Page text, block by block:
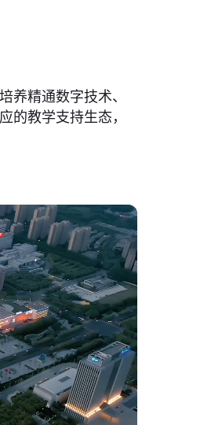
养精通数字技术、
的教学支持生态，